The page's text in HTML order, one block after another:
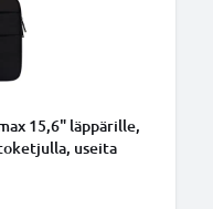
15,6" läppärille,
useita